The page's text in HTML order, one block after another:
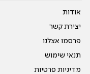
אודות
יצירת קשר
פרסמו אצלנו
תנאי שימוש
מדיניות פרטיות